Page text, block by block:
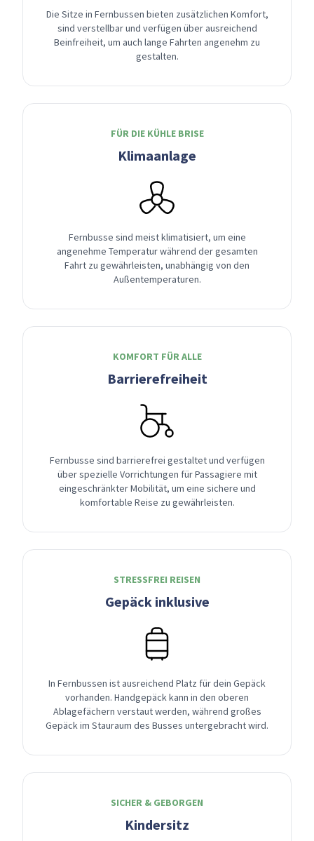
Die Sitze in Fernbussen bieten zusätzlichen Komfort,
sind verstellbar und verfügen über ausreichend
Beinfreiheit, um auch lange Fahrten angenehm zu
gestalten.
FÜR DIE KÜHLE BRISE
Klimaanlage
Fernbusse sind meist klimatisiert, um eine
angenehme Temperatur während der gesamten
Fahrt zu gewährleisten, unabhängig von den
Außentemperaturen.
KOMFORT FÜR ALLE
Barrierefreiheit
Fernbusse sind barrierefrei gestaltet und verfügen
über spezielle Vorrichtungen für Passagiere mit
eingeschränkter Mobilität, um eine sichere und
komfortable Reise zu gewährleisten.
STRESSFREI REISEN
Gepäck inklusive
In Fernbussen ist ausreichend Platz für dein Gepäck
vorhanden. Handgepäck kann in den oberen
Ablagefächern verstaut werden, während großes
Gepäck im Stauraum des Busses untergebracht wird.
SICHER & GEBORGEN
Kindersitz